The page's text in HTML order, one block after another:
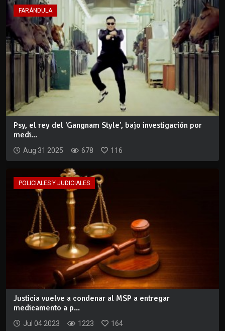
FARÁNDULA
Psy, el rey del 'Gangnam Style', bajo investigación por
medi...
Aug 31 2025 678 116
POLICIALES Y JUDICIALES
Justicia vuelve a condenar al MSP a entregar
medicamento a p...
Jul 04 2023 1223 164